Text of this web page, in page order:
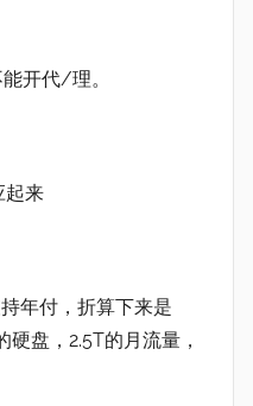
开代/理。
起来
年付，折算下来是
盘，2.5T的月流量，